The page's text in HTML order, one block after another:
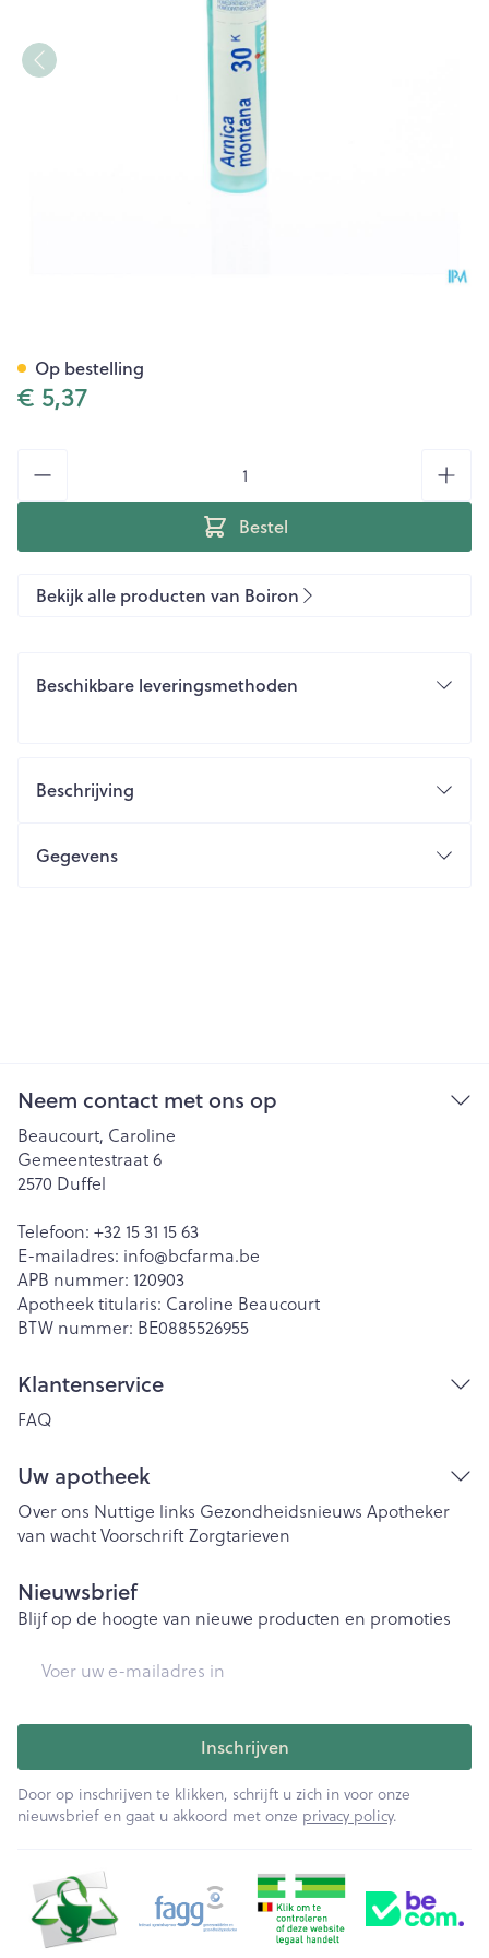
€ 5,37
Bestel
Op bestelling
Bekijk alle producten van Boiron
Beschikbare leveringsmethoden
Beschrijving
Gegevens
Neem contact met ons op
Beaucourt, Caroline
Gemeentestraat 6
2570 Duffel
Telefoon: +32 15 31 15 63
E-mailadres: info@bcfarma.be
APB nummer: 120903
Apotheek titularis: Caroline Beaucourt
BTW nummer: BE0885526955
Klantenservice
FAQ
Uw apotheek
Over ons Nuttige links Gezondheidsnieuws Apotheker
van wachtVoorschriftZorgtarieven
Nieuwsbrief
Blijf op de hoogte van nieuwe producten en promoties
Inschrijven
Door op inschrijven te klikken, schrijft u zich in voor onze
nieuwsbrief en gaat u akkoord met onze privacy policy.